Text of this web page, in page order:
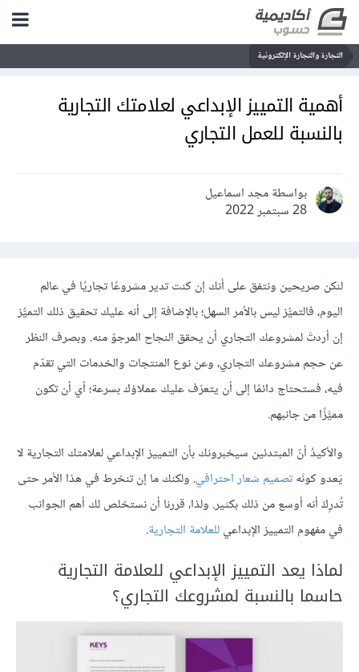
التجارة والتجارة الإلكترونية
أهمية التمييز الإبداعي لعلامتك التجارية
بالنسبة للعمل التجاري
بواسطة مجد اسماعيل
28 سبتمبر 2022
لنكن صريحين ونتفق على أنك إن كنت تدير مشروعًا تجاريًا في عالم
اليوم، فالتميُّز ليس بالأمر السهل؛ بالإضافة إلى أنه عليك تحقيق ذلك التميُّز
إن أردتَ لمشروعك التجاري أن يحقق النجاح المرجوّ منه. وبصرف النظر
عن حجم مشروعك التجاري، وعن نوع المنتجات والخدمات التي تقدّم
فيه، فستحتاج دائمًا إلى أن يتعرّف عليك عملاؤك بسرعة؛ أي أن تكون
مميَّزًا من جانبهم.
والأكيدُ أنّ المبتدئين سيخبرونك بأن التمييز الإبداعي لعلامتك التجارية لا
يَعدو كونَهتصميم شعار احترافي. ولكنك ما إن تنخرط في هذا الأمر حتى
تُدرِكَ أنه أوسع من ذلك بكثير. ولذا، قررنا أن نستخلص لك أهم الجوانب
في مفهوم التمييز الإبداعيللعلامة التجارية.
لماذا يعد التمييز الإبداعي للعلامة التجارية
حاسما بالنسبة لمشروعك التجاري؟